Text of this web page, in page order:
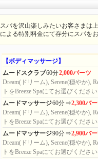
スパを沢山楽しみたいお客さまは
による特別料金にて存分にスパを
【ボディマッサージ】
ムードスクラブ60分2,000バーツ
Dream(ドリーム), Serene(穏やか),
トをBreeze Spaにてお選びくださ
ムードマッサージ60分⇒2,300バ
Dream(ドリーム), Serene(穏やか),
トをBreeze Spaにてお選びくださ
ムードマッサージ90分⇒2,900バ
Dream(ドリーム), Serene(穏やか),
トをBreeze Spaにてお選びくださ